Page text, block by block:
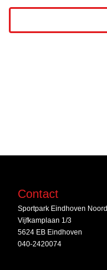
Contact
Sportpark Eindhoven Noord
Vijfkamplaan 1/3
5624 EB Eindhoven
040-2420074